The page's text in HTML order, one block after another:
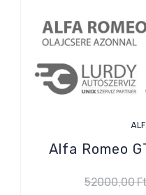
Alfa Romeo
52000,00